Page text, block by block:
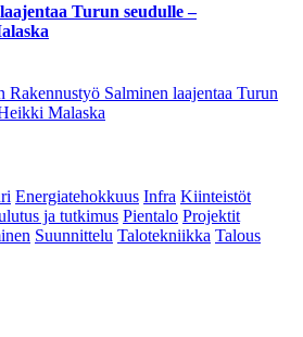
Turun seudulle –
Rakennustyö Salminen laajentaa Turun
Malaska
Energiatehokkuus Infra Kiinteistöt
ja tutkimus Pientalo Projektit
Suunnittelu Talotekniikka Talous